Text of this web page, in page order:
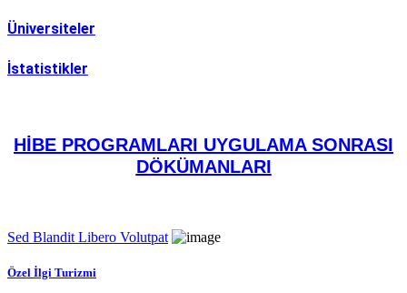
Üniversiteler
İstatistikler
HİBE PROGRAMLARI UYGULAMA SONRASI
DÖKÜMANLARI
Sed Blandit Libero Volutpat
Özel İlgi Turizmi